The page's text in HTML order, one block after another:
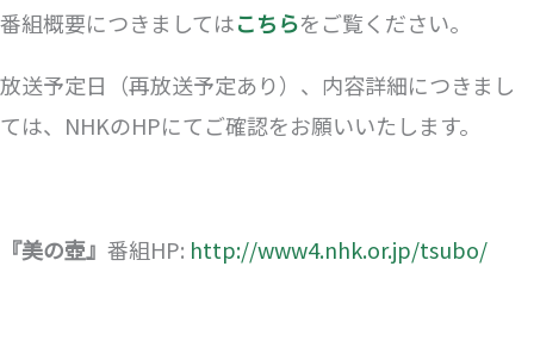
番組概要につきましてはこちらをご覧ください。
放送予定日（再放送予定あり）、内容詳細につきまし
ては、NHKのHPにてご確認をお願いいたします。
『美の壺』 番組HP: http://www4.nhk.or.jp/tsubo/
ま